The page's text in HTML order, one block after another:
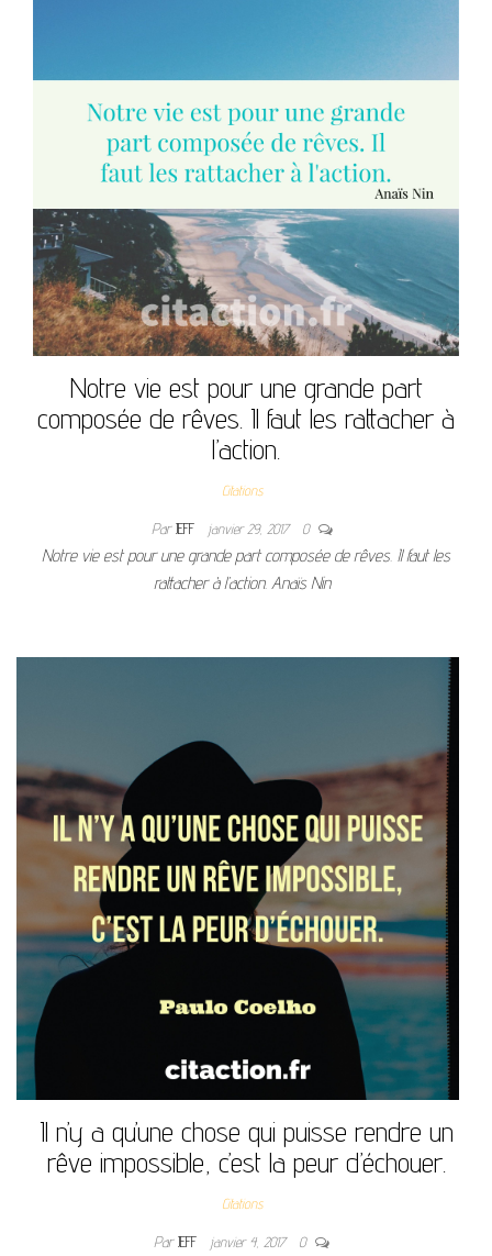
Notre vie est pour une grande part
composée de rêves. Il faut les rattacher à
l’action.
Citations
ParJEFF janvier 29, 2017 0
Notre vie est pour une grande part composée de rêves. Il faut les
rattacher à l’action. Anaïs Nin
Il n’y a qu’une chose qui puisse rendre un
rêve impossible, c’est la peur d’échouer.
Citations
ParJEFF janvier 4, 2017 0